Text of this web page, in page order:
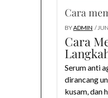
Cara
BYADMIN /
Cara
Serum anti
dirancang
kusam, dan